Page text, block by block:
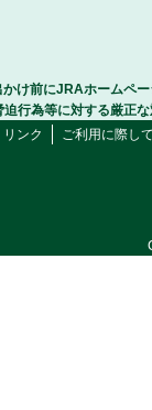
かけ前にJRAホームペ
行為等に対する厳正
リンク ご利用に際し